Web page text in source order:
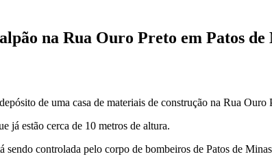
na Rua Ouro Preto em Patos de
de uma casa de materiais de construção na Rua Ouro
já estão cerca de 10 metros de altura.
sendo controlada pelo corpo de bombeiros de Patos de